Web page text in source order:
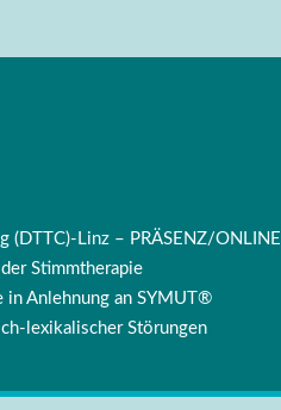
(DTTC)-Linz – PRÄSENZ/ONLINE
Stimmtherapie
in Anlehnung an SYMUT®
lexikalischer Störungen